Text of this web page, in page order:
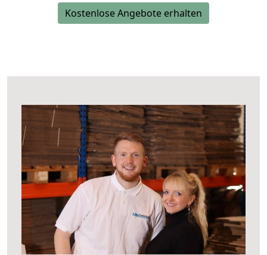
Kostenlose Angebote erhalten